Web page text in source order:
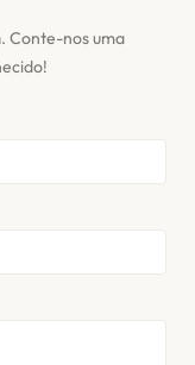
. Conte-nos uma